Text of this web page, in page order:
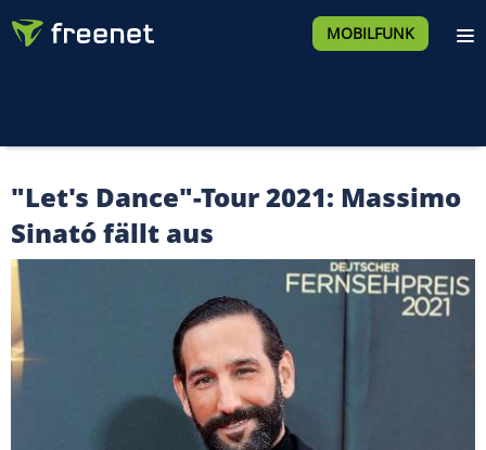
MOBILFUNK
"Let's Dance"-Tour 2021: Massimo
Sinató fällt aus